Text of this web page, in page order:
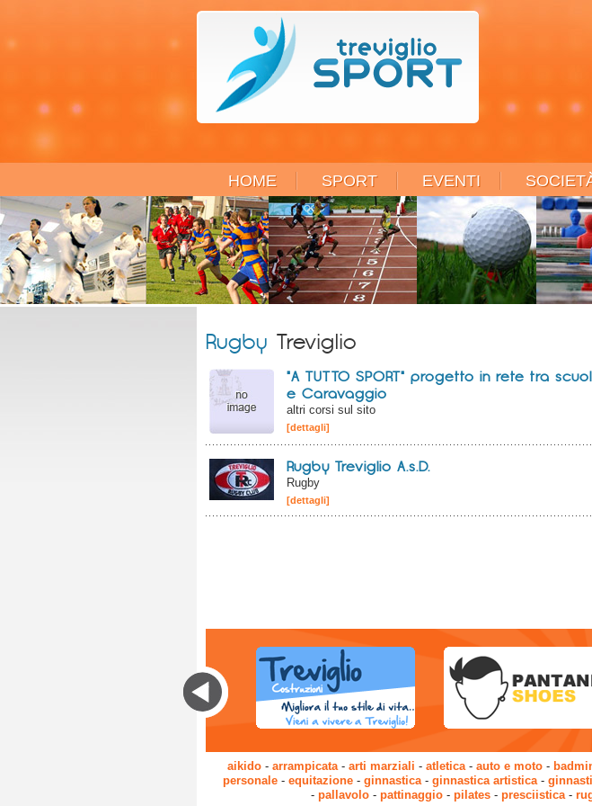
HOME SPORT EVENTI
Rugby Treviglio
"A TUTTO SPORT" progetto in rete tra
e Caravaggio
altri corsi sul sito
[dettagli]
Rugby Treviglio A.s.D.
Rugby
[dettagli]
aikido- arrampicata- arti marziali - atletica- auto e moto-
personale- equitazione- ginnastica- ginnastica artistica-
- pallavolo - pattinaggio - pilates - presciistica-